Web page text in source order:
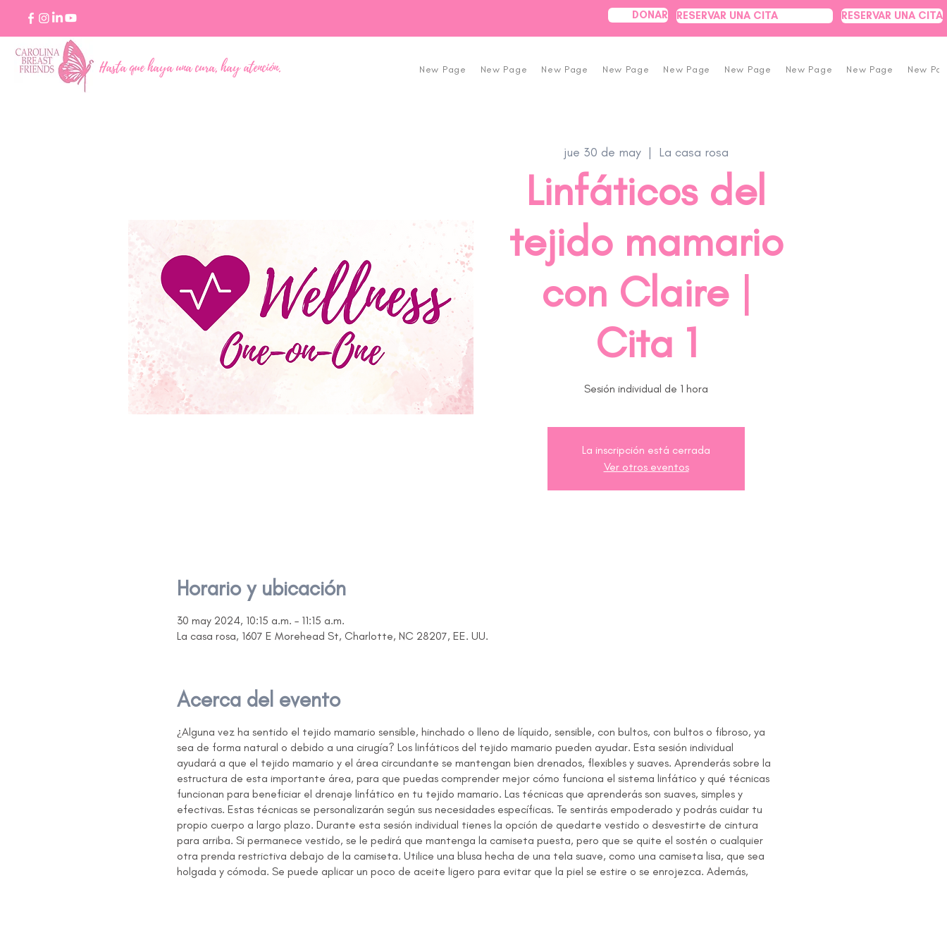
DONAR RESERVAR UNA CITA RESERVAR UNA CITA
Hasta que haya una cura, hay atención. New Page New Page New Page New Page New Page New Page New Page New Page New
jue 30 de may
  |
La casa rosa
Linfáticos del
tejido mamario
con Claire |
Cita 1
Sesión individual de 1 hora
La inscripción está cerrada
Ver otros eventos
Horario y ubicación
30 may 2024, 10:15 a.m. – 11:15 a.m.
La casa rosa, 1607 E Morehead St, Charlotte, NC 28207, EE. UU.
Acerca del evento
¿Alguna vez ha sentido el tejido mamario sensible, hinchado o lleno de líquido, sensible, con bultos, con bultos o fibroso, ya
sea de forma natural o debido a una cirugía? Los linfáticos del tejido mamario pueden ayudar. Esta sesión individual
ayudará a que el tejido mamario y el área circundante se mantengan bien drenados, flexibles y suaves. Aprenderás sobre la
estructura de esta importante área, para que puedas comprender mejor cómo funciona el sistema linfático y qué técnicas
funcionan para beneficiar el drenaje linfático en tu tejido mamario. Las técnicas que aprenderás son suaves, simples y
efectivas. Estas técnicas se personalizarán según sus necesidades específicas. Te sentirás empoderado y podrás cuidar tu
propio cuerpo a largo plazo. Durante esta sesión individual tienes la opción de quedarte vestido o desvestirte de cintura
para arriba. Si permanece vestido, se le pedirá que mantenga la camiseta puesta, pero que se quite el sostén o cualquier
otra prenda restrictiva debajo de la camiseta. Utilice una blusa hecha de una tela suave, como una camiseta lisa, que sea
holgada y cómoda. Se puede aplicar un poco de aceite ligero para evitar que la piel se estire o se enrojezca. Además,